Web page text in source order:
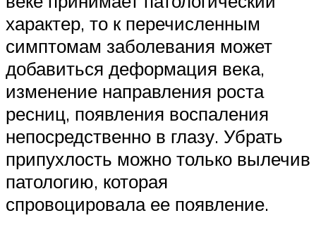
характер, то к перечисленным
симптомам заболевания может
добавиться деформация века,
изменение направления роста
ресниц, появления воспаления
непосредственно в глазу. Убрать
припухлость можно только вылечив
патологию, которая
спровоцировала ее появление.